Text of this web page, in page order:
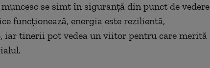
se simt în siguranţă din punct de vedere
funcţionează, energia este rezilientă,
iar tinerii pot vedea un viitor pentru care merită